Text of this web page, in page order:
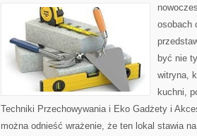
osobach
być nie
witryna,
kuchni,
Techniki Przechowywania i Eko Gadżety i
można odnieść wrażenie, że ten lokal stawia